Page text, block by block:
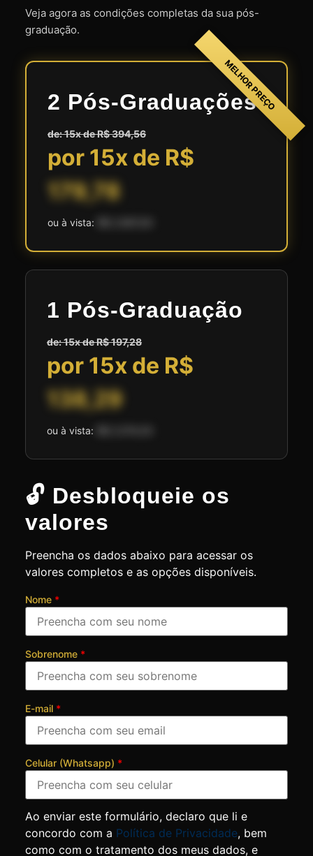
Veja agora as condições completas da sua pós-
graduação.
MELHOR PREÇO
2 Pós-Graduações
de: 15x de R$ 394,56
por 15x de R$
179,78
ou à vista:
1 Pós-Graduação
de: 15x de R$ 197,28
por 15x de R$
138,29
ou à vista:
🔓 Desbloqueie os
valores
Preencha os dados abaixo para acessar os
valores completos e as opções disponíveis.
Nome *
Sobrenome *
E-mail *
Celular (Whatsapp) *
Ao enviar este formulário, declaro que li e
concordo com a Política de Privacidade, bem
como com o tratamento dos meus dados, e